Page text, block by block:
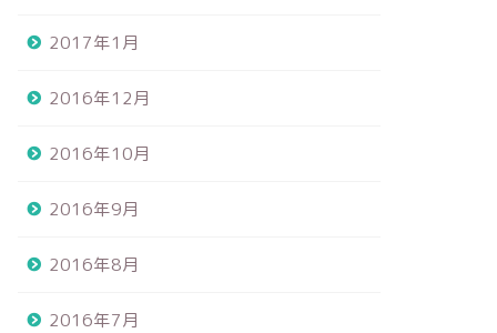
2017年1月
2016年12月
2016年10月
2016年9月
2016年8月
2016年7月